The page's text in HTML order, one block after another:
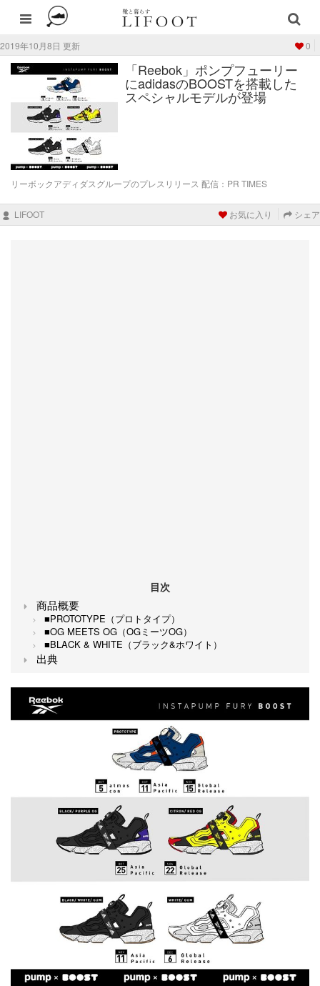
2019年10月8日 更新 0
「Reebok」ポンプフューリー
にadidasのBOOSTを搭載した
スペシャルモデルが登場
リーボックアディダスグループのプレスリリース 配信：PR TIMES
LIFOOT お気に入り シェア
目次
商品概要
■PROTOTYPE（プロトタイプ）
■OG MEETS OG（OGミーツOG）
■BLACK & WHITE（ブラック&ホワイト）
出典